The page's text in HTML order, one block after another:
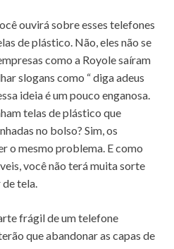
ouvirá sobre esses telefones
de plástico. Não, eles não se
como a Royole saíram
slogans como “diga adeus
ideia é um pouco enganosa.
telas de plástico que
no bolso? Sim, os
o mesmo problema. E como
você não terá muita sorte
tela.
frágil de um telefone
que abandonar as capas de